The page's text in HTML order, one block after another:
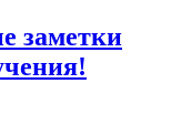
заметки